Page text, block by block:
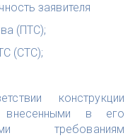
заявителя
(ПТС);
(СТС);
конструкции
внесенными в его
требованиям